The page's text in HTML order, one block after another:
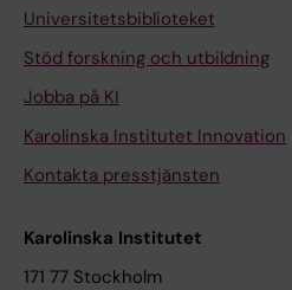
Universitetsbiblioteket
Stöd forskning och utbildning
Jobba på KI
Karolinska Institutet Innovation
Kontakta presstjänsten
Karolinska Institutet
171 77 Stockholm